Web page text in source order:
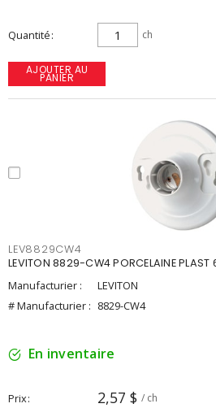
Quantité ch
AJOUTER AU
PANIER
LEV8829CW4
LEVITON 8829-CW4 PORCELAINE
Manufacturier :
LEVITON
# Manufacturier : 8829-CW4
En inventaire
Prix 2,57 $ / ch